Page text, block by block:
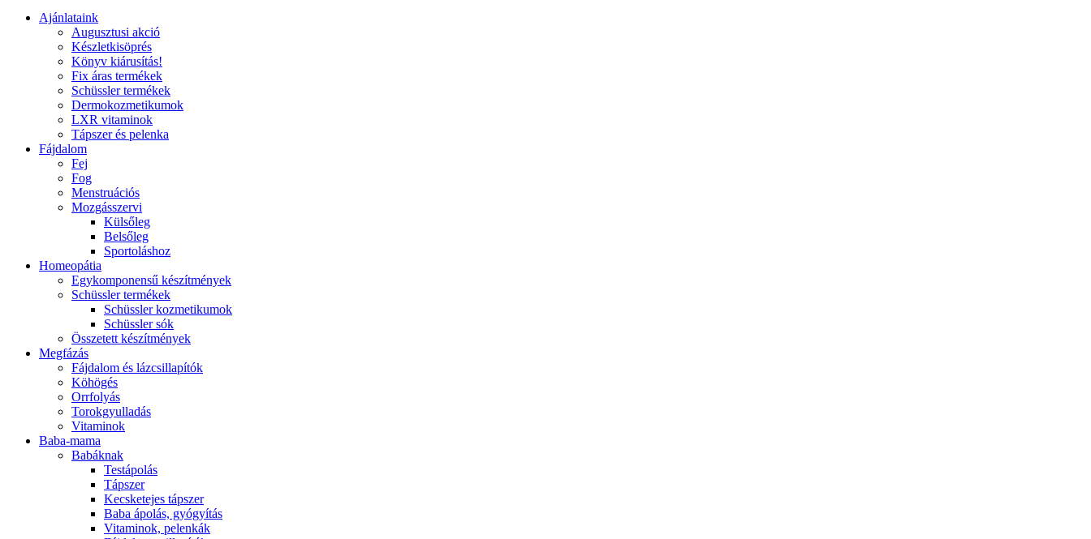
Ajánlataink
Augusztusi akció
Készletkisöprés
Könyv kiárusítás!
Fix áras termékek
Schüssler termékek
Dermokozmetikumok
LXR vitaminok
Tápszer és pelenka
Fájdalom
Fej
Fog
Menstruációs
Mozgásszervi
Külsőleg
Belsőleg
Sportoláshoz
Homeopátia
Egykomponensű készítmények
Schüssler termékek
Schüssler kozmetikumok
Schüssler sók
Összetett készítmények
Megfázás
Fájdalom és lázcsillapítók
Köhögés
Orrfolyás
Torokgyulladás
Vitaminok
Baba-mama
Babáknak
Testápolás
Tápszer
Kecsketejes tápszer
Baba ápolás, gyógyítás
Vitaminok, pelenkák